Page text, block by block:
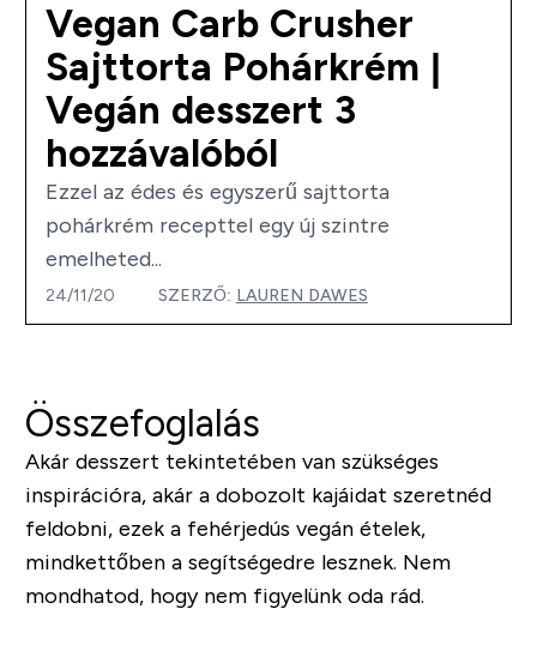
Vegan Carb Crusher
Sajttorta Pohárkrém |
Vegán desszert 3
hozzávalóból
Ezzel az édes és egyszerű sajttorta
pohárkrém recepttel egy új szintre
emelheted...
24/11/20 SZERZŐ: LAUREN DAWES
Összefoglalás
Akár desszert tekintetében van szükséges
inspirációra, akár a dobozolt kajáidat szeretnéd
feldobni, ezek a fehérjedús vegán ételek,
mindkettőben a segítségedre lesznek. Nem
mondhatod, hogy nem figyelünk oda rád.